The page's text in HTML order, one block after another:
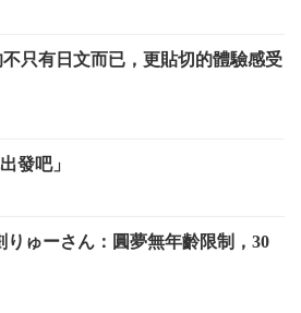
只有日文而已，更貼切的體驗感受
發吧」
りゅーさん：圓夢無年齡限制，30